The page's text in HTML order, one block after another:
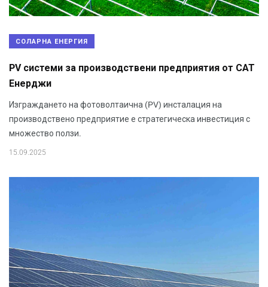
СОЛАРНА ЕНЕРГИЯ
PV системи за производствени предприятия от САТ
Енерджи
Изграждането на фотоволтаична (PV) инсталация на
производствено предприятие е стратегическа инвестиция с
множество ползи.
15.09.2025